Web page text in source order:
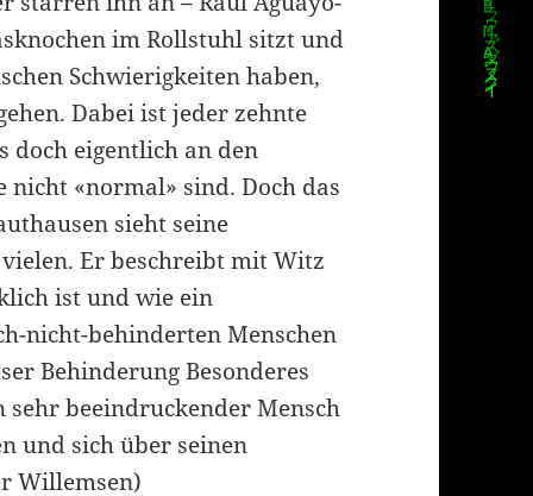
im Rollstuhl sitzt und
Schwierigkeiten haben,
Dabei ist jeder zehnte
doch eigentlich an den
nicht «normal» sind. Doch das
sieht seine
Er beschreibt mit Witz
ist und wie ein
nicht-behinderten Menschen
Behinderung Besonderes
sehr beeindruckender Mensch
und sich über seinen
Willemsen)